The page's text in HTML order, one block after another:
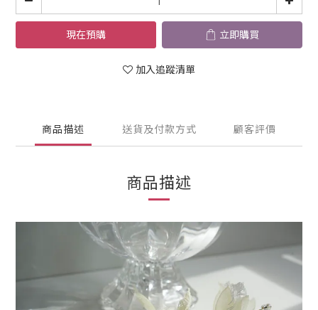
現在預購 立即購買
加入追蹤清單
商品描述 送貨及付款方式 顧客評價
商品描述